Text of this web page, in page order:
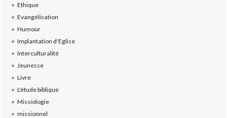
Ethique
Evangélisation
Humour
Implantation d'Eglise
Interculturalité
Jeunesse
Livre
L'étude biblique
Missiologie
missionnel